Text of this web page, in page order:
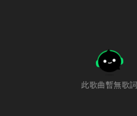
此歌曲暫無歌詞